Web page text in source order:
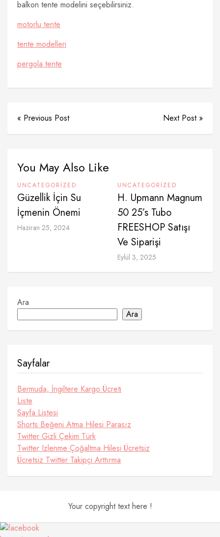
balkon tente modelini seçebilirsiniz.
motorlu tente
tente modelleri
pergola tente
« Previous Post Next Post »
You May Also Like
UNCATEGORIZED
Güzellik İçin Su
İçmenin Önemi
Haziran 25, 2024
UNCATEGORIZED
H. Upmann Magnum
50 25’s Tubo
FREESHOP Satışı
Ve Siparişi
Eylül 3, 2025
Ara
Ara
Sayfalar
Bermuda, İngiltere Kargo Ücreti
Liste
Sayfa Listesi
Shorts Beğeni Atma Hilesi Parasız
Twitter Gizli Çekim Türk
Twitter Izlenme Çoğaltma Hilesi Ücretsiz
Ücretsiz Twitter Takipçi Arttırma
Your copyright text here !